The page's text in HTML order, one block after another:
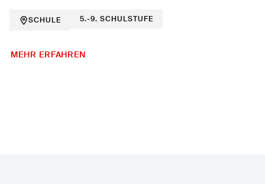
SCHULE 5.-9. SCHULSTUFE
MEHR ERFAHREN